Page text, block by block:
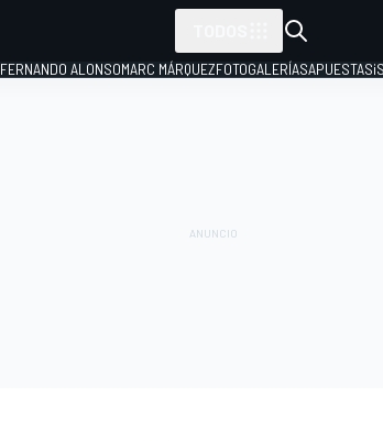
FERNANDO ALONSOMARC MÁRQUEZFOTOGALERÍASAPUESTAS